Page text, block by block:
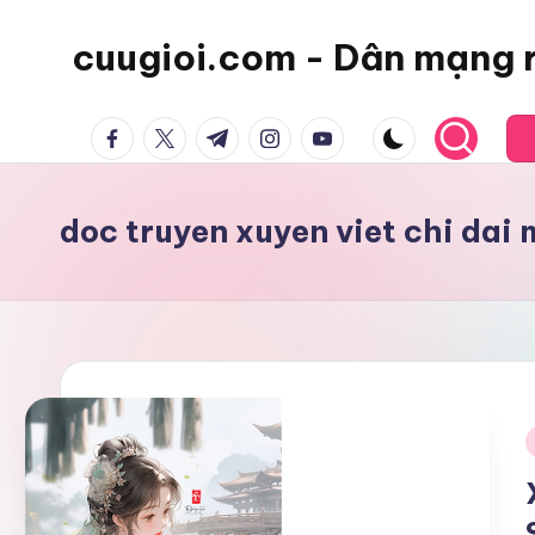
cuugioi.com - Dân mạng
facebook.com
twitter.com
t.me instagram.com
youtube.com
doc truyen xuyen viet chi dai